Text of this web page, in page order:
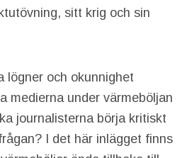
sitt krig och sin
lögner och okunnighet
medierna under värmeböljan
journalisterna börja kritiskt
I det här inlägget finns